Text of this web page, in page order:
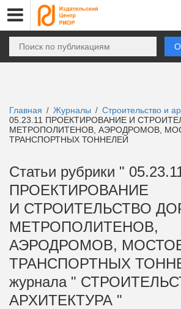
Главная / Журналы / Строительство и
05.23.11 ПРОЕКТИРОВАНИЕ И
МЕТРОПОЛИТЕНОВ, АЭРОДРОМОВ,
ТРАНСПОРТНЫХ ТОННЕЛЕЙ
Статьи рубрики "
ПРОЕКТИРОВАНИЕ
И СТРОИТЕЛЬСТВО
МЕТРОПОЛИТЕНОВ,
АЭРОДРОМОВ,
ТРАНСПОРТНЫХ
журнала "
АРХИТЕКТУРА "